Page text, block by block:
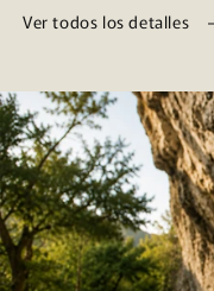
Surtidas
El
Buen
Pastor
355
ml
El
Buen
355
ml
Ver todos los detalles